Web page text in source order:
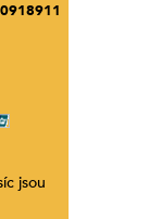
jsou